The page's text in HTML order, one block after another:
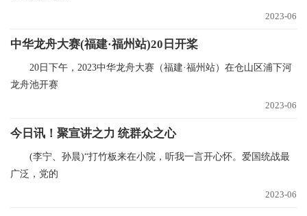
2023-06
中华龙舟大赛(福建·福州站)20日开桨
20日下午，2023中华龙舟大赛（福建·福州站）在仓山区浦下河
龙舟池开赛
2023-06
今日讯！聚宣讲之力 统群众之心
(李宁、孙晨)“打竹板来在小院，听我一言开心怀。爱国统战最
广泛，党的
2023-06